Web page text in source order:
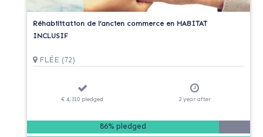
Réhabilitation de l’ancien commerce en HABITAT
INCLUSIF
FLÉE (72)
€ 4,310 pledged 2 year after
86% pledged